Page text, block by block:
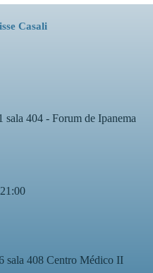
sala 404 - Forum de Ipanema
sala 408 Centro Médico II